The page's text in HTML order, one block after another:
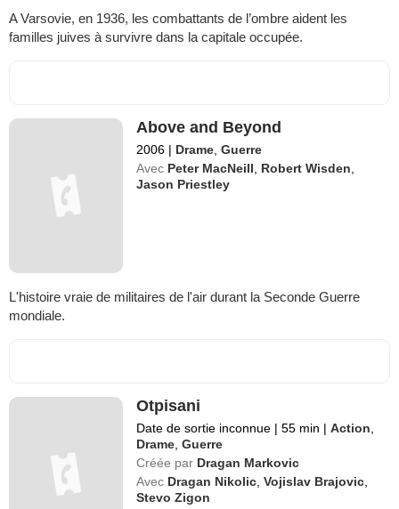
A Varsovie, en 1936, les combattants de l’ombre aident les
familles juives à survivre dans la capitale occupée.
Above and Beyond
2006 | Drame ,Guerre
Avec Peter MacNeill Robert Wisden
Jason Priestley
L'histoire vraie de militaires de l'air durant la Seconde Guerre
mondiale.
Otpisani
Date de sortie inconnue | 55 min | Action
Drame ,Guerre
Créée par Dragan Markovic
Avec Dragan Nikolic ,Vojislav Brajovic
Stevo Zigon